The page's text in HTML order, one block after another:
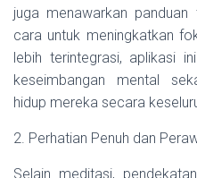
juga menawarkan panduan
cara untuk meningkatkan
lebih terintegrasi, aplikasi
keseimbangan mental
hidup mereka secara
2. Perhatian Penuh dan
Selain meditasi,